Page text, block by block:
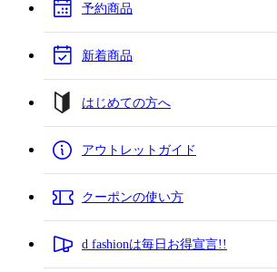
予約商品
新着商品
はじめての方へ
アウトレットガイド
クーポンの使い方
d fashionは毎日お得宣言!!